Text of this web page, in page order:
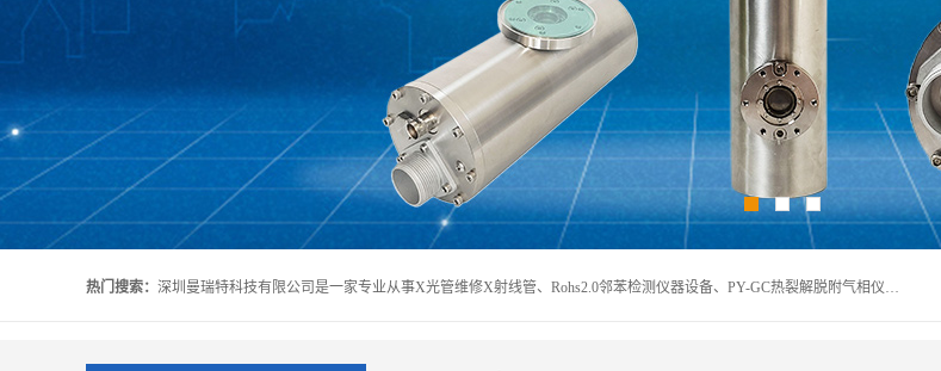
热门搜索： 深圳曼瑞特科技有限公司是一家专业从事X光管维修X射线管、Rohs2.0邻苯检测仪器设备、PY-GC热裂解脱附气相仪和气相色谱光谱仪器、天瑞仪器探测器、高压电源等产品的维修出租的企业。本公司以客户至上为宗旨，以专注、专一、专业的精神为您提供安全、经济的技术服务。